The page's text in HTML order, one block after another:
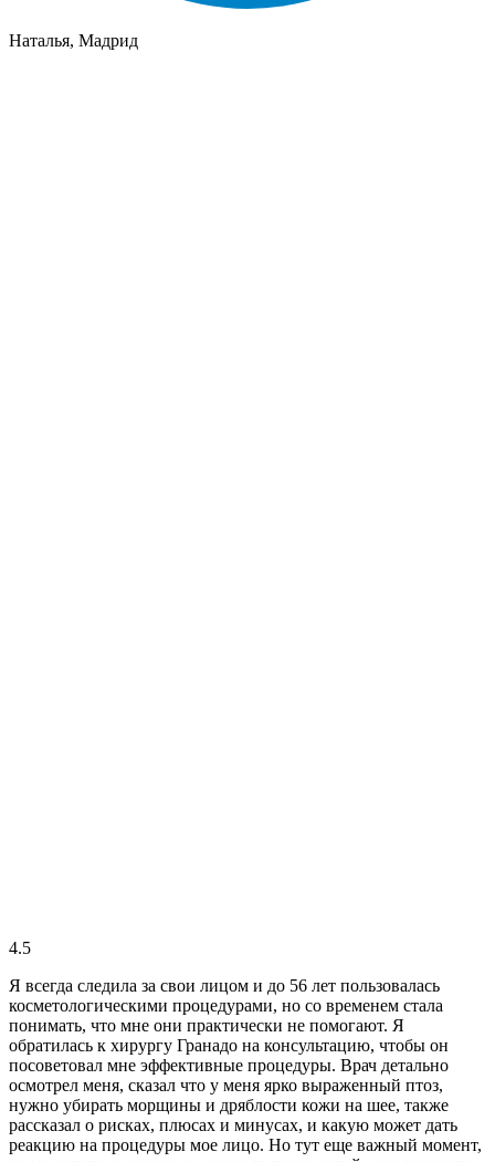
Наталья, Мадрид
4.5
Я всегда следила за свои лицом и до 56 лет пользовалась
косметологическими процедурами, но со временем стала
понимать, что мне они практически не помогают. Я
обратилась к хирургу Гранадо на консультацию, чтобы он
посоветовал мне эффективные процедуры. Врач детально
осмотрел меня, сказал что у меня ярко выраженный птоз,
нужно убирать морщины и дряблости кожи на шее, также
рассказал о рисках, плюсах и минусах, и какую может дать
реакцию на процедуры мое лицо. Но тут еще важный момент,